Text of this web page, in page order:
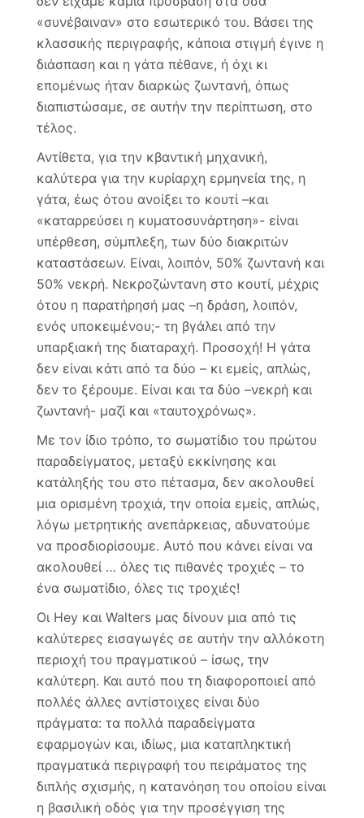
«συνέβαιναν» στο εσωτερικό του. Βάσει της
κλασσικής περιγραφής, κάποια στιγμή έγινε η
διάσπαση και η γάτα πέθανε, ή όχι κι
επομένως ήταν διαρκώς ζωντανή, όπως
διαπιστώσαμε, σε αυτήν την περίπτωση, στο
τέλος.
Αντίθετα, για την κβαντική μηχανική,
καλύτερα για την κυρίαρχη ερμηνεία της, η
γάτα, έως ότου ανοίξει το κουτί –και
«καταρρεύσει η κυματοσυνάρτηση»- είναι
υπέρθεση, σύμπλεξη, των δύο διακριτών
καταστάσεων. Είναι, λοιπόν, 50% ζωντανή και
50% νεκρή. Νεκροζώντανη στο κουτί, μέχρις
ότου η παρατήρησή μας –η δράση, λοιπόν,
ενός υποκειμένου;- τη βγάλει από την
υπαρξιακή της διαταραχή. Προσοχή! Η γάτα
δεν είναι κάτι από τα δύο – κι εμείς, απλώς,
δεν το ξέρουμε. Είναι και τα δύο –νεκρή και
ζωντανή- μαζί και «ταυτοχρόνως».
Με τον ίδιο τρόπο, το σωματίδιο του πρώτου
παραδείγματος, μεταξύ εκκίνησης και
κατάληξής του στο πέτασμα, δεν ακολουθεί
μια ορισμένη τροχιά, την οποία εμείς, απλώς,
λόγω μετρητικής ανεπάρκειας, αδυνατούμε
να προσδιορίσουμε. Αυτό που κάνει είναι να
ακολουθεί … όλες τις πιθανές τροχιές – το
ένα σωματίδιο, όλες τις τροχιές!
Οι Hey και Walters μας δίνουν μια από τις
καλύτερες εισαγωγές σε αυτήν την αλλόκοτη
περιοχή του πραγματικού – ίσως, την
καλύτερη. Και αυτό που τη διαφοροποιεί από
πολλές άλλες αντίστοιχες είναι δύο
πράγματα: τα πολλά παραδείγματα
εφαρμογών και, ιδίως, μια καταπληκτική
πραγματικά περιγραφή του πειράματος της
διπλής σχισμής, η κατανόηση του οποίου είναι
η βασιλική οδός για την προσέγγιση της